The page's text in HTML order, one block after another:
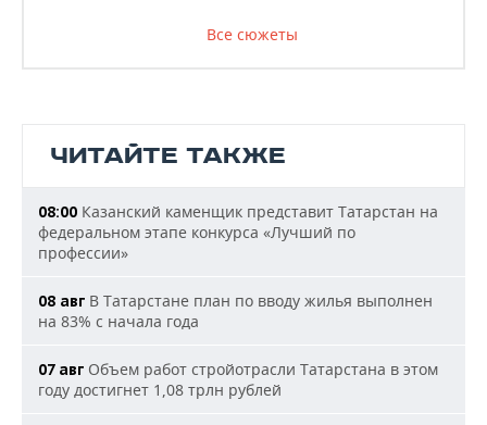
Все сюжеты
ЧИТАЙТЕ ТАКЖЕ
08:00 Казанский каменщик представит Татарстан на
федеральном этапе конкурса «Лучший по
профессии»
08 авг В Татарстане план по вводу жилья выполнен
на 83% с начала года
07 авг Объем работ стройотрасли Татарстана в этом
году достигнет 1,08 трлн рублей